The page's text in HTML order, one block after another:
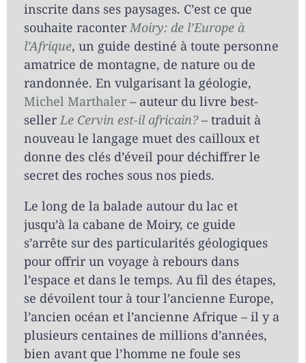
inscrite dans ses paysages. C’est ce que
souhaite raconterMoiry: de l’Europe à
l’Afrique, un guide destiné à toute personne
amatrice de montagne, de nature ou de
randonnée. En vulgarisant la géologie,
Michel Marthaler – auteur du livre best-
sellerLe Cervin est-il africain? – traduit à
nouveau le langage muet des cailloux et
donne des clés d’éveil pour déchiffrer le
secret des roches sous nos pieds.
Le long de la balade autour du lac et
jusqu’à la cabane de Moiry, ce guide
s’arrête sur des particularités géologiques
pour offrir un voyage à rebours dans
l’espace et dans le temps. Au fil des étapes,
se dévoilent tour à tour l’ancienne Europe,
l’ancien océan et l’ancienne Afrique – il y a
plusieurs centaines de millions d’années,
bien avant que l’homme ne foule ses